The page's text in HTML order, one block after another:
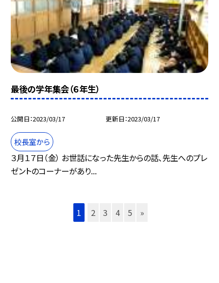
最後の学年集会（６年生）
公開日 2023/03/17 更新日 2023/03/17
校長室から
３月１７日（金） お世話になった先生からの話、先生へのプレ
ゼントのコーナーがあり...
1 2 3 4 5 »